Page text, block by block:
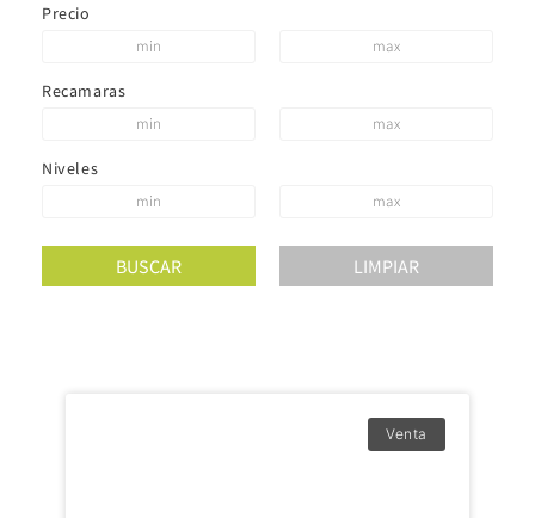
Precio
Recamaras
Niveles
Venta